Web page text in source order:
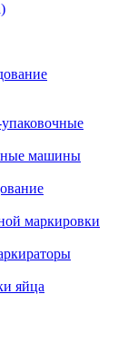
машины
маркировки
яйца